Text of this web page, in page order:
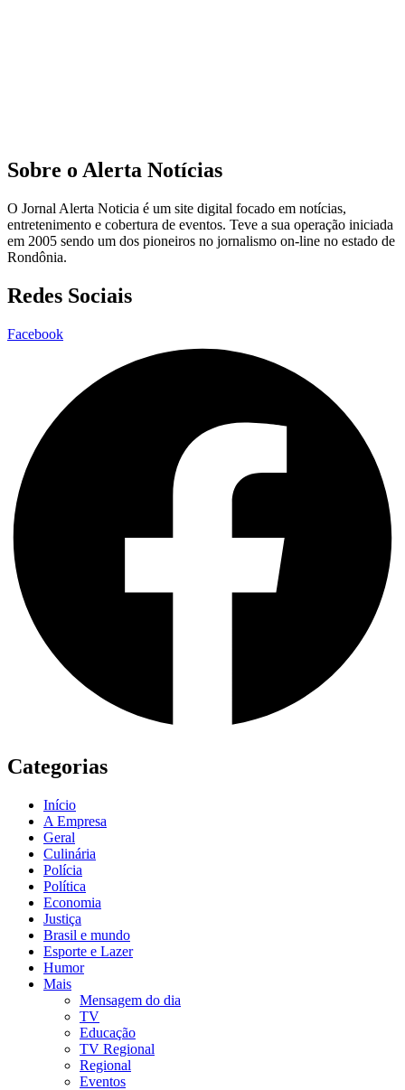
Sobre o Alerta Notícias
O Jornal Alerta Noticia é um site digital focado em notícias,
entretenimento e cobertura de eventos. Teve a sua operação iniciada
em 2005 sendo um dos pioneiros no jornalismo on-line no estado de
Rondônia.
Redes Sociais
Facebook
Categorias
Início
A Empresa
Geral
Culinária
Polícia
Política
Economia
Justiça
Brasil e mundo
Esporte e Lazer
Humor
Mais
Mensagem do dia
TV
Educação
TV Regional
Regional
Eventos